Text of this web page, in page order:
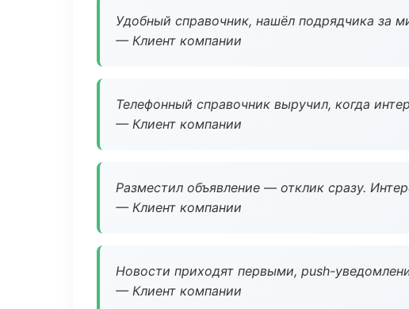
Удобный справочник, нашёл подрядчика за
— Клиент компании
Телефонный справочник выручил, когда
— Клиент компании
Разместил объявление — отклик сразу.
— Клиент компании
Новости приходят первыми, push-
— Клиент компании